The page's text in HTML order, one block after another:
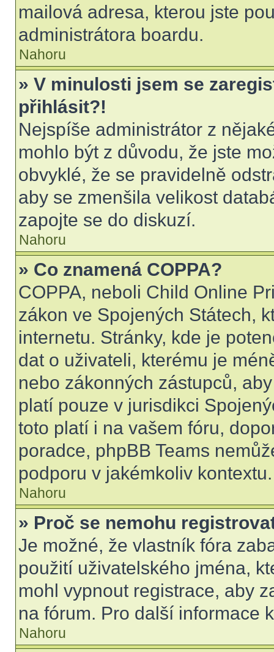
mailová adresa, kterou jste
administrátora boardu.
Nahoru
» V minulosti jsem se
přihlásit?!
Nejspíše administrátor z
mohlo být z důvodu, že jste
obvyklé, že se pravidelně
aby se zmenšila velikost
zapojte se do diskuzí.
Nahoru
» Co znamená COPPA?
COPPA, neboli Child Online
zákon ve Spojených Státech,
internetu. Stránky, kde je
dat o uživateli, kterému je
nebo zákonných zástupců,
platí pouze v jurisdikci
toto platí i na vašem fóru,
poradce, phpBB Teams
podporu v jakémkoliv kontextu.
Nahoru
» Proč se nemohu
Je možné, že vlastník fóra
použití uživatelského jména,
mohl vypnout registrace, aby
na fórum. Pro další informace
Nahoru